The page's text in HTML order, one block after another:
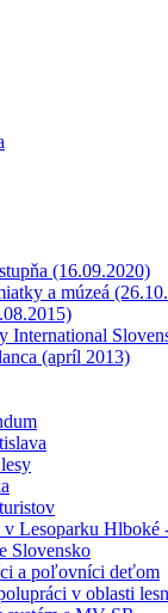
(16.09.2020)
a múzeá
International
(apríl 2013)
v Lesoparku Hlboké
Slovensko
a poľovníci deťom
v oblasti